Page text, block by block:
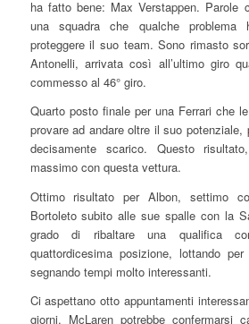
ha fatto bene: Max Verstappen. Parole
una squadra che qualche
proteggere il suo team. Sono rimasto
Antonelli, arrivata così all’ultimo giro
commesso al 46° giro.
Quarto posto finale per una Ferrari che
provare ad andare oltre il suo
decisamente scarico. Questo
massimo con questa vettura.
Ottimo risultato per Albon, settimo
Bortoleto subito alle sue spalle con la
grado di ribaltare una qualifica
quattordicesima posizione, lottando
segnando tempi molto interessanti.
Ci aspettano otto appuntamenti
giorni, McLaren potrebbe confermarsi